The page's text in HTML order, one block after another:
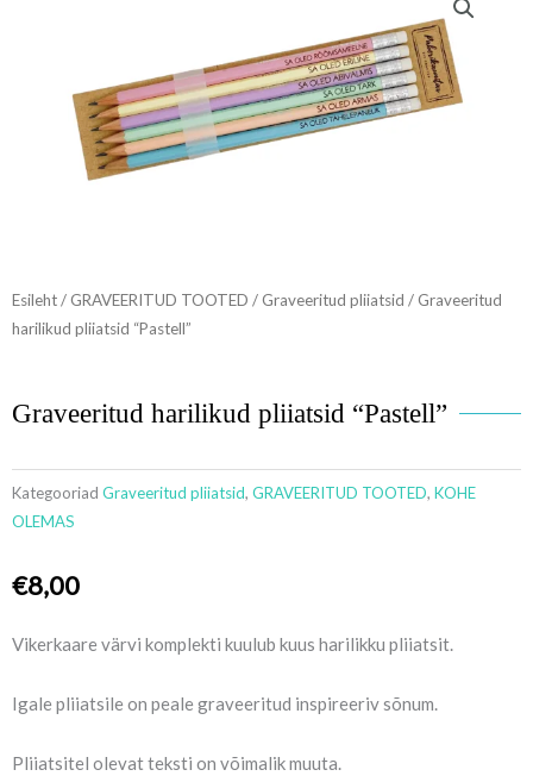
Esileht/ GRAVEERITUD TOOTED / Graveeritud pliiatsid / Graveeritud
harilikud pliiatsid “Pastell”
Graveeritud harilikud pliiatsid “Pastell”
Kategooriad Graveeritud pliiatsid, GRAVEERITUD TOOTED, KOHE
OLEMAS
€8,00
Vikerkaare värvi komplekti kuulub kuus harilikku pliiatsit.
Igale pliiatsile on peale graveeritud inspireeriv sõnum.
Pliiatsitel olevat teksti on võimalik muuta.